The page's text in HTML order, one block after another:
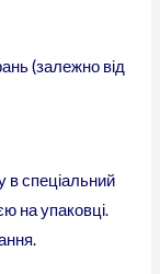
(залежно від
в спеціальний
на упаковці.